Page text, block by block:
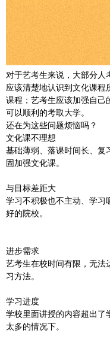
对于艺考生来说，大部分人
应该清楚地认识到文化课程
课程；艺考生应该加强自己
可以顺利的考取大学。
还在为这些问题烦恼吗？
文化课不理想
基础薄弱、落课时间长、复
固加强文化课。
与目标差距大
学习不积极也不主动、学习
好的院校。
进步需求
艺考生在校时间有限，无法
习方法。
学习进度
学校里面讲授的内容超出了
太多的情况下。